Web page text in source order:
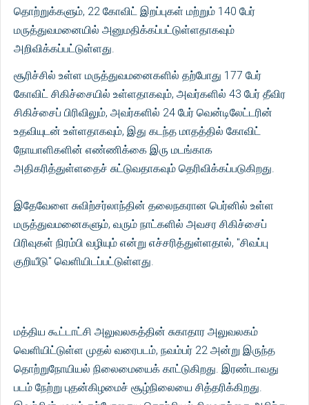
தொற்றுக்களும், 22 கோவிட் இறப்புகள் மற்றும் 140 பேர்
மருத்துவமனையில் அனுமதிக்கப்பட்டுள்ளதாகவும்
அறிவிக்கப்பட்டுள்ளது.
சூரிச்சில் உள்ள மருத்துவமனைகளில் தற்போது 177 பேர்
கோவிட் சிகிச்சையில் உள்ளதாகவும், அவர்களில் 43 பேர் தீவிர
சிகிச்சைப் பிரிவிலும், அவர்களில் 24 பேர் வென்டிலேட்டரின்
உதவியுடன் உள்ளதாகவும், இது கடந்த மாதத்தில் கோவிட்
நோயாளிகளின் எண்ணிக்கை இரு மடங்காக
அதிகரித்துள்ளதைச் சுட்டுவதாகவும் தெரிவிக்கப்படுகிறது.
இதேவேளை சுவிற்சர்லாந்தின் தலைநகரான பெர்னில் உள்ள
மருத்துவமனைகளும், வரும் நாட்களில் அவசர சிகிச்சைப்
பிரிவுகள் நிரம்பி வழியும் என்று எச்சரித்துள்ளதால், "சிவப்பு
குறியீடு" வெளியிடப்பட்டுள்ளது.
மத்திய கூட்டாட்சி அலுவலகத்தின் சுகாதார அலுவலகம்
வெளியிட்டுள்ள முதல் வரைபடம், நவம்பர் 22 அன்று இருந்த
தொற்றுநோயியல் நிலைமையைக் காட்டுகிறது. இரண்டாவது
படம் நேற்று புதன்கிழமைச் சூழ்நிலையை சித்தரிக்கிறது.